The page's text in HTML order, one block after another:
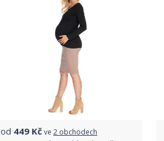
od 449 Kčve 2 obchodech